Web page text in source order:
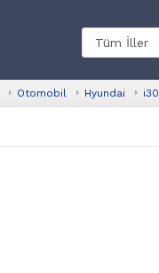
Otomobil Hyundai i30